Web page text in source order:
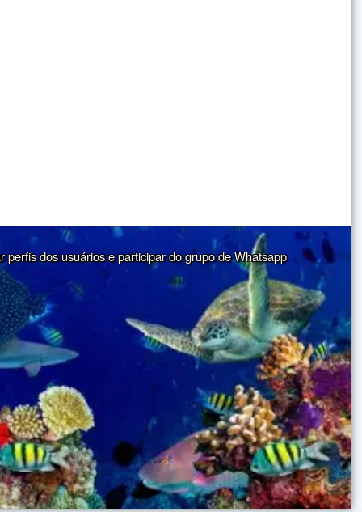
dos usuários e participar do grupo de Whatsapp